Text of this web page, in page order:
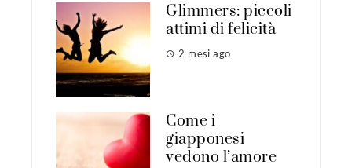
Glimmers: piccoli
attimi di felicità
2 mesi ago
Come i
giapponesi
vedono l’amore